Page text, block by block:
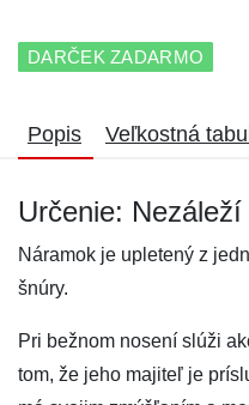
DARČEK ZADARMO
Popis Veľkostná
Určenie:
Náramok je upletený z
šnúry.
Pri bežnom nosení slúži
tom, že jeho majiteľ je